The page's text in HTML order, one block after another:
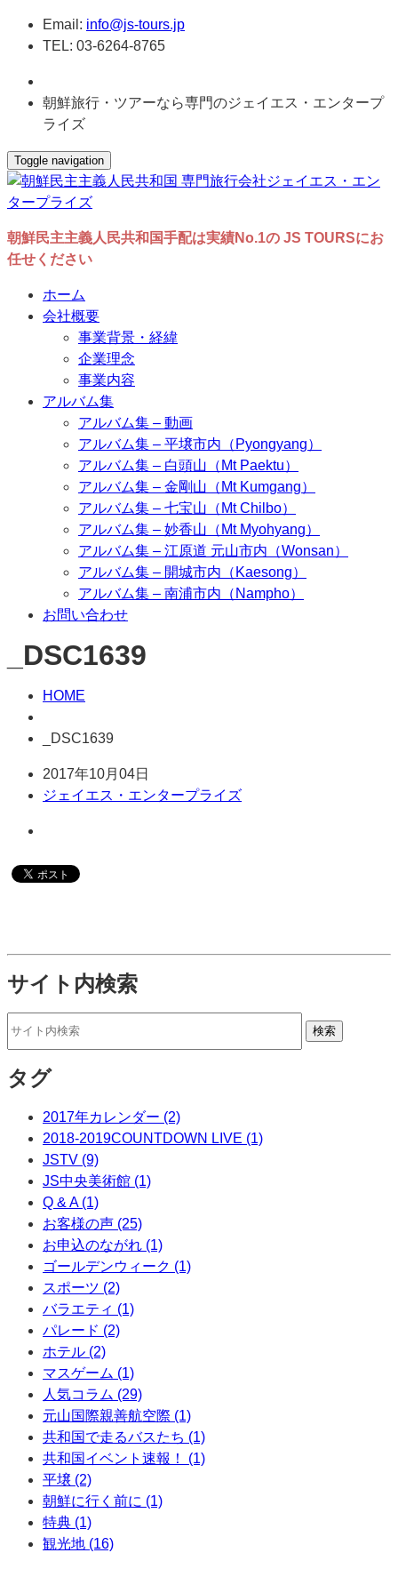
Email: info@js-tours.jp
TEL: 03-6264-8765
朝鮮旅行・ツアーなら専門のジェイエス・エンタープ
ライズ
Toggle navigation
朝鮮民主主義人民共和国手配は実績No.1の JS TOURSにお
任せください
ホーム
会社概要
事業背景・経緯
企業理念
事業内容
アルバム集
アルバム集 – 動画
アルバム集 – 平壌市内（Pyongyang）
アルバム集 – 白頭山（Mt Paektu）
アルバム集 – 金剛山（Mt Kumgang）
アルバム集 – 七宝山（Mt Chilbo）
アルバム集 – 妙香山（Mt Myohyang）
アルバム集 – 江原道 元山市内（Wonsan）
アルバム集 – 開城市内（Kaesong）
アルバム集 – 南浦市内（Nampho）
お問い合わせ
_DSC1639
HOME
_DSC1639
2017年10月04日
ジェイエス・エンタープライズ
サイト内検索
タグ
2017年カレンダー (2)
2018-2019COUNTDOWN LIVE (1)
JSTV (9)
JS中央美術館 (1)
Q & A (1)
お客様の声 (25)
お申込のながれ (1)
ゴールデンウィーク (1)
スポーツ (2)
バラエティ (1)
パレード (2)
ホテル (2)
マスゲーム (1)
人気コラム (29)
元山国際親善航空際 (1)
共和国で走るバスたち (1)
共和国イベント速報！ (1)
平壌 (2)
朝鮮に行く前に (1)
特典 (1)
観光地 (16)